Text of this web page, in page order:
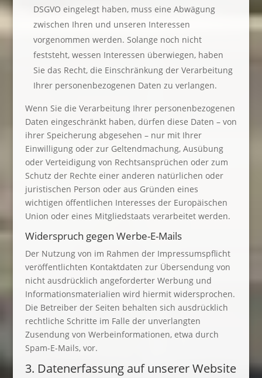
DSGVO eingelegt haben, muss eine Abwägung
zwischen Ihren und unseren Interessen
vorgenommen werden. Solange noch nicht
feststeht, wessen Interessen überwiegen, haben
Sie das Recht, die Einschränkung der Verarbeitung
Ihrer personenbezogenen Daten zu verlangen.
Wenn Sie die Verarbeitung Ihrer personenbezogenen
Daten eingeschränkt haben, dürfen diese Daten – von
ihrer Speicherung abgesehen – nur mit Ihrer
Einwilligung oder zur Geltendmachung, Ausübung
oder Verteidigung von Rechtsansprüchen oder zum
Schutz der Rechte einer anderen natürlichen oder
juristischen Person oder aus Gründen eines
wichtigen öffentlichen Interesses der Europäischen
Union oder eines Mitgliedstaats verarbeitet werden.
Widerspruch gegen Werbe-E-Mails
Der Nutzung von im Rahmen der Impressumspflicht
veröffentlichten Kontaktdaten zur Übersendung von
nicht ausdrücklich angeforderter Werbung und
Informationsmaterialien wird hiermit widersprochen.
Die Betreiber der Seiten behalten sich ausdrücklich
rechtliche Schritte im Falle der unverlangten
Zusendung von Werbeinformationen, etwa durch
Spam-E-Mails, vor.
3. Datenerfassung auf unserer Website